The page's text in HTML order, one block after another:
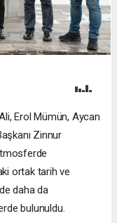
Erol Mümün, Aycan
Zinnur
ortak tarih ve
daha da
bulunuldu.